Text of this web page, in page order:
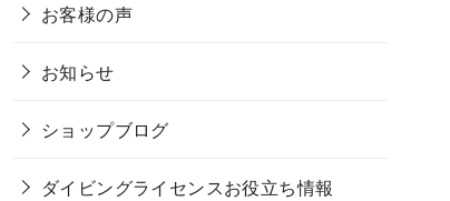
お客様の声
お知らせ
ショップブログ
ダイビングライセンスお役立ち情報